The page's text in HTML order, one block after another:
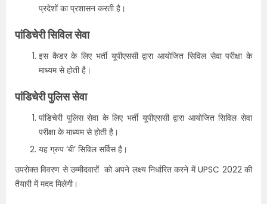
प्रदेशों का प्रशासन करती है।
पांडिचेरी सिविल सेवा
इस कैडर के लिए भर्ती यूपीएससी द्वारा आयोजित सिविल सेवा परीक्षा के
माध्यम से होती है।
पांडिचेरी पुलिस सेवा
पांडिचेरी पुलिस सेवा के लिए भर्ती यूपीएससी द्वारा आयोजित सिविल सेवा
परीक्षा के माध्यम से होती है।
यह ग्रुप ‘बी’ सिविल सर्विस है।
उपरोक्त विवरण से उम्मीदवारों को अपने लक्ष्य निर्धारित करने में UPSC 2022 की
तैयारी में मदद मिलेगी।